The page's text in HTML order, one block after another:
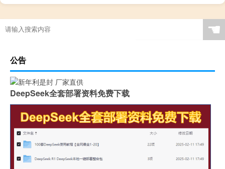
☚
公告
DeepSeek全套部署资料免费下载